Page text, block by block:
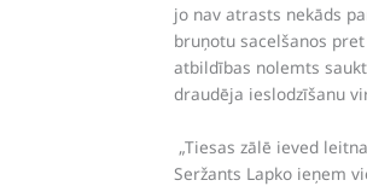
jo nav atrasts nekāds
bruņotu sacelšanos
atbildības nolemts
draudēja ieslodzīšanu
„Tiesas zālē ieved
Seržants Lapko ieņem